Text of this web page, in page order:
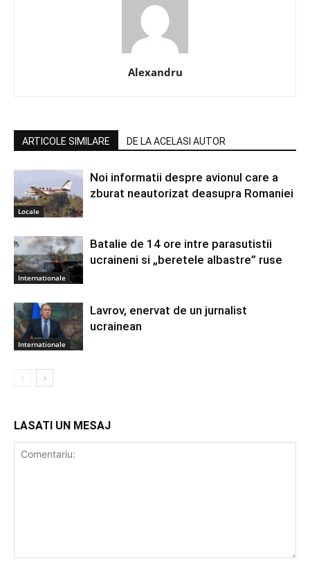
Alexandru
ARTICOLE SIMILARE DE LA ACELASI AUTOR
Locale
Noi informatii despre avionul care a
zburat neautorizat deasupra Romaniei
Internationale
Batalie de 14 ore intre parasutistii
ucraineni si „beretele albastre” ruse
Internationale
Lavrov, enervat de un jurnalist
ucrainean
LASATI UN MESAJ